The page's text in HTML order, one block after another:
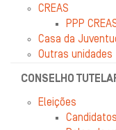
CREAS
PPP
Casa da
Outras unidades
CONSELHO
Eleições
Candidatos